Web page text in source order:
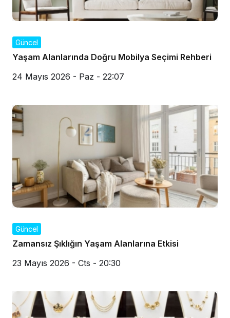
Güncel
Yaşam Alanlarında Doğru Mobilya Seçimi Rehberi
24 Mayıs 2026 - Paz - 22:07
Güncel
Zamansız Şıklığın Yaşam Alanlarına Etkisi
23 Mayıs 2026 - Cts - 20:30